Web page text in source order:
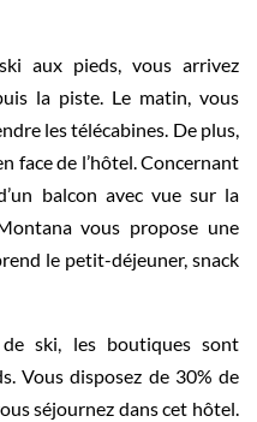
aux pieds, vous arrivez
la piste. Le matin, vous
les télécabines. De plus,
face de l’hôtel. Concernant
balcon avec vue sur la
vous propose une
le petit-déjeuner, snack
ski, les boutiques sont
Vous disposez de 30% de
séjournez dans cet hôtel.